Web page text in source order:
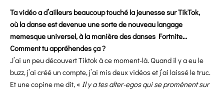
Ta vidéo a d’ailleurs beaucoup touché la jeunesse sur TikTok,
où la danse est devenue une sorte de nouveau langage
memesque universel, à la manière des danses Fortnite…
Comment tu appréhendes ça ?
J’ai un peu découvert Tiktok à ce moment-là. Quand il y a eu le
buzz, j’ai créé un compte, j’ai mis deux vidéos et j’ai laissé le truc.
Et une copine me dit, « Il y a tes alter-egos qui se promènent sur